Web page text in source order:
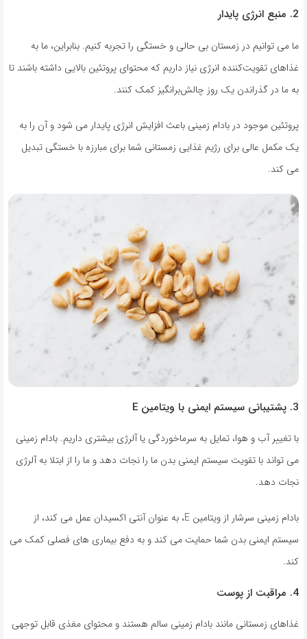
2. منبع انرژی پایدار
ما می توانیم در زمستان بی حالی و خستگی را تجربه کنیم. بنابراین، ما به
غذاهای تقویت‌کننده انرژی نیاز داریم که محتوای پروتئین بالایی داشته باشند تا
به ما در گذراندن یک روز چالش‌برانگیز کمک کنند.
پروتئین موجود در بادام زمینی باعث افزایش انرژی پایدار می شود و آن را به
یک مکمل عالی برای رژیم غذایی زمستانی شما برای مبارزه با خستگی تبدیل
می کند.
3. پشتیبانی سیستم ایمنی با ویتامین E
با تغییر آب و هوا، تمایل به سرماخوردگی یا آلرژی بیشتری داریم. بادام زمینی
می تواند با تقویت سیستم ایمنی بدن ما را نجات دهد و ما را از ابتلا به آلرژی
نجات دهد.
بادام زمینی سرشار از ویتامین E، به عنوان آنتی اکسیدان عمل می کند، از
سیستم ایمنی بدن شما حمایت می کند و به دفع بیماری های فصلی کمک می
کند.
4. مراقبت از پوست
غذاهای زمستانی مانند بادام زمینی سالم هستند و محتوای مغذی قابل توجهی